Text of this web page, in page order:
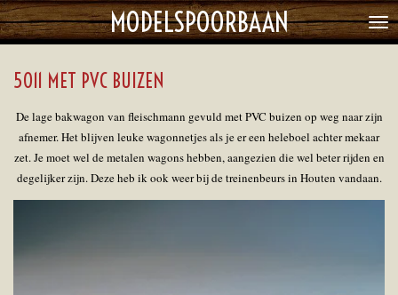
Ga
direct
de
MODELSPOORBAAN
5011 MET PVC BUIZEN
De lage bakwagon van fleischmann gevuld met PVC buizen op weg naar zijn
afnemer. Het blijven leuke wagonnetjes als je er een heleboel achter mekaar
zet. Je moet wel de metalen wagons hebben, aangezien die wel beter rijden en
degelijker zijn. Deze heb ik ook weer bij de treinenbeurs in Houten vandaan.